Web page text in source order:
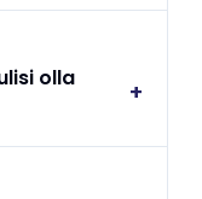
olla
+